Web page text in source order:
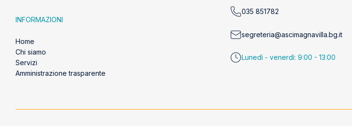
INFORMAZIONI
Home
Chi siamo
Servizi
Amministrazione trasparente
035 851782
segreteria@ascimagnavilla.bg.it
Lunedì - venerdì: 9:00 - 13:00